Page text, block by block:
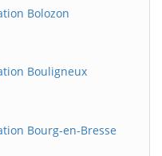
Bolozon
Bouligneux
Bourg-en-Bresse